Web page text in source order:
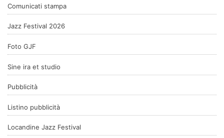
Comunicati stampa
Jazz Festival 2026
Foto GJF
Sine ira et studio
Pubblicità
Listino pubblicità
Locandine Jazz Festival